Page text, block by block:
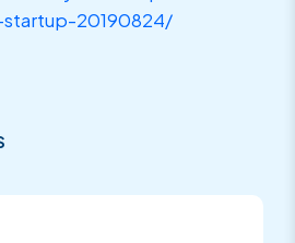
20190824/